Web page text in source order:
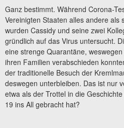
Ganz bestimmt. Während Corona-
Vereinigten Staaten alles andere als
wurden Cassidy und seine zwei
gründlich auf das Virus untersucht.
eine strenge Quarantäne,
ihren Familien verabschieden
der traditionelle Besuch der
deswegen unterbleiben. Das ist nur
etwa als der Trottel in die
19 ins All gebracht hat?